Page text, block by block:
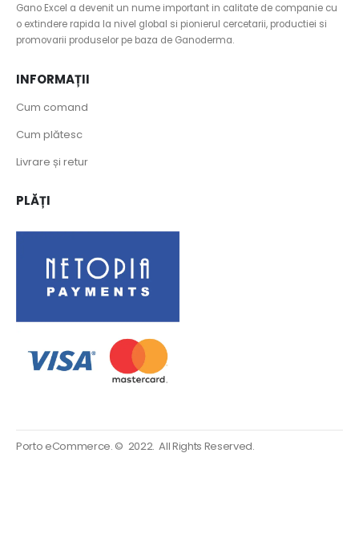
Gano Excel a devenit un nume important in calitate de companie cu
o extindere rapida la nivel global si pionierul cercetarii, productiei si
promovarii produselor pe baza de Ganoderma.
INFORMAȚII
Cum comand
Cum plătesc
Livrare și retur
PLĂȚI
Porto eCommerce. © 2022. All Rights Reserved.